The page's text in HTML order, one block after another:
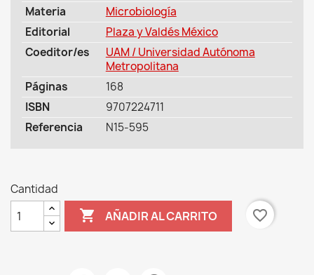
Materia
Microbiología
Editorial
Plaza y Valdés México
Coeditor/es
UAM / Universidad Autónoma
Metropolitana
Páginas
168
ISBN
9707224711
Referencia
N15-595
Cantidad
 AÑADIR AL CARRITO favorite_border